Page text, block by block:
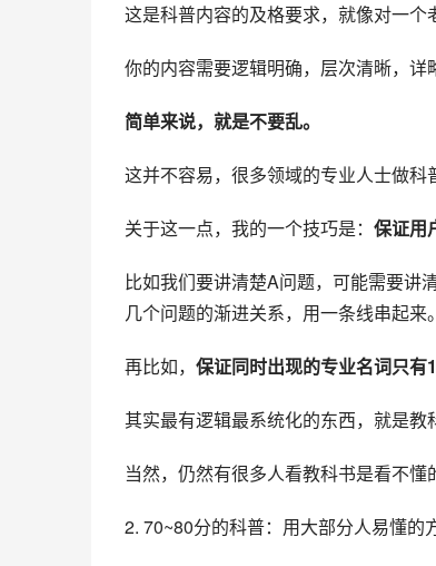
这是科普内容的及格要求，就像对一个
你的内容需要逻辑明确，层次清晰，详
简单来说，就是不要乱。
这并不容易，很多领域的专业人士做
关于这一点，我的一个技巧是： 保证用
比如我们要讲清楚A问题，可能需要讲
几个问题的渐进关系，用一条线串起来。
再比如， 保证同时出现的专业名词只有
其实最有逻辑最系统化的东西，就是教
当然，仍然有很多人看教科书是看不懂
2. 70~80分的科普：用大部分人易懂